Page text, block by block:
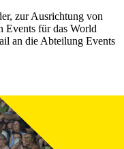
zur Ausrichtung von
Events für das World
an die Abteilung Events